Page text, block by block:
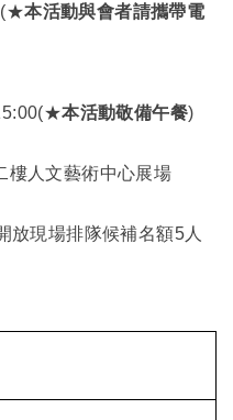
(★本活動與會者請攜帶電
本活動敬備午餐)
樓人文藝術中心展場
放現場排隊候補名額5人